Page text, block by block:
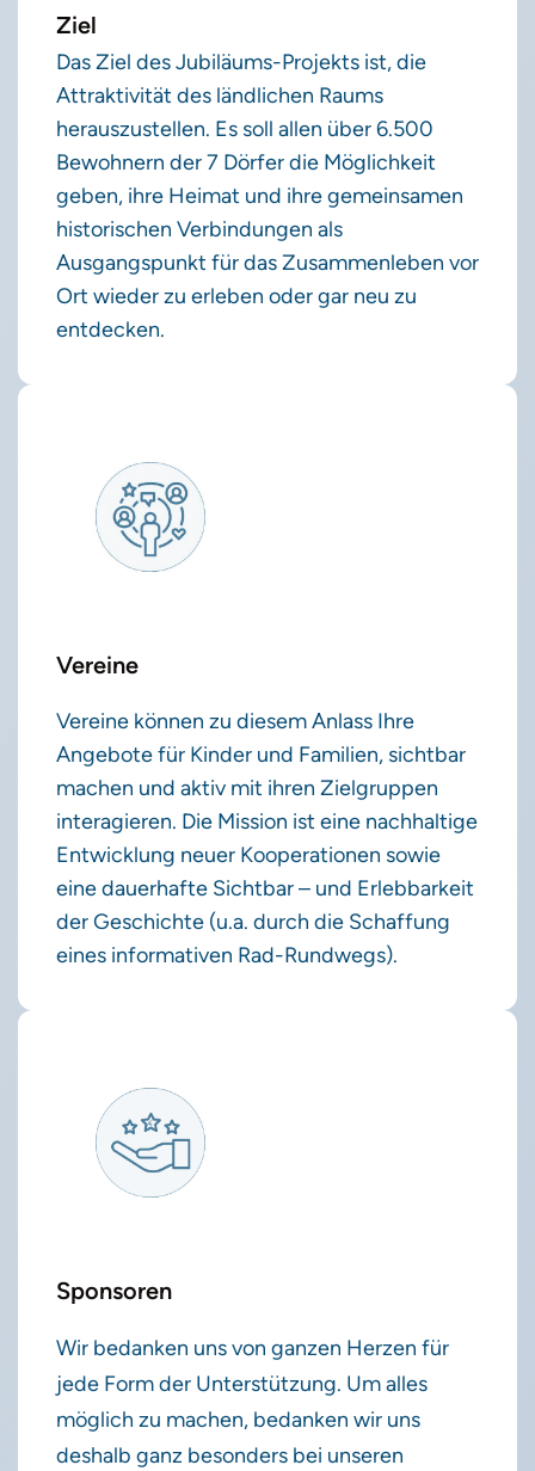
Ziel
Das Ziel des Jubiläums-Projekts ist, die
Attraktivität des ländlichen Raums
herauszustellen. Es soll allen über 6.500
Bewohnern der 7 Dörfer die Möglichkeit
geben, ihre Heimat und ihre gemeinsamen
historischen Verbindungen als
Ausgangspunkt für das Zusammenleben vor
Ort wieder zu erleben oder gar neu zu
entdecken.
Vereine
Vereine können zu diesem Anlass Ihre
Angebote für Kinder und Familien, sichtbar
machen und aktiv mit ihren Zielgruppen
interagieren. Die Mission ist eine nachhaltige
Entwicklung neuer Kooperationen sowie
eine dauerhafte Sichtbar – und Erlebbarkeit
der Geschichte (u.a. durch die Schaffung
eines informativen Rad-Rundwegs).
Sponsoren
Wir bedanken uns von ganzen Herzen für
jede Form der Unterstützung. Um alles
möglich zu machen, bedanken wir uns
deshalb ganz besonders bei unseren